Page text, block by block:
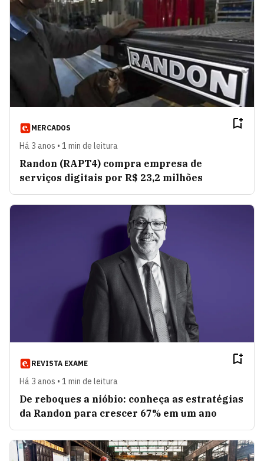
MERCADOS
Há 3 anos • 1 min de leitura
Randon (RAPT4) compra empresa de
serviços digitais por R$ 23,2 milhões
REVISTA EXAME
Há 3 anos • 1 min de leitura
De reboques a nióbio: conheça as estratégias
da Randon para crescer 67% em um ano